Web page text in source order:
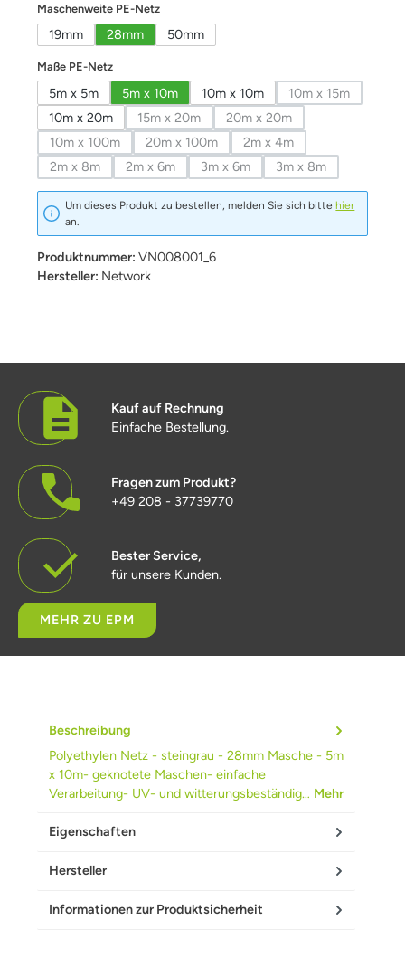
Maschenweite PE-Netzauswählen
19mm 28mm 50mm
Maße PE-Netzauswählen
5m x 5m 5m x 10m 10m x 10m 10m x 15m(Diese Option
10m x 20m 15m x 20m(Diese Option ist zurzeit nicht verfügbar.)
20m x 20m(Diese Option ist zurzeit
10m x 100m(Diese Option ist zurzeit nicht verfügbar.)
20m x 100m(Diese Option ist zurzeit nicht verfügbar.)
2m x 4m(Diese Option ist zurzeit
2m x 8m(Diese Option ist zurzeit nicht verfügbar.)
2m x 6m(Diese Option ist zurzeit nicht verfügbar.)
3m x 6m(Diese Option ist zurzeit nicht
3m x 8m(Diese Option ist
Um dieses Produkt zu bestellen, melden Sie sich bitte hier
an.
Produktnummer: VN008001_6
Hersteller: Network
Kauf auf Rechnung
Einfache Bestellung.
Fragen zum Produkt?
+49 208 - 37739770
Bester Service,
für unsere Kunden.
MEHR ZU EPM
Beschreibung
Polyethylen Netz - steingrau - 28mm Masche - 5m
x 10m- geknotete Maschen- einfache
Verarbeitung- UV- und witterungsbeständig… Mehr
Eigenschaften
Hersteller
Informationen zur Produktsicherheit